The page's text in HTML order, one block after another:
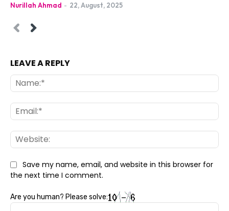
Nurillah Ahmad - 22, August, 2025
LEAVE A REPLY
Save my name, email, and website in this browser for
the next time I comment.
Are you human? Please solve: